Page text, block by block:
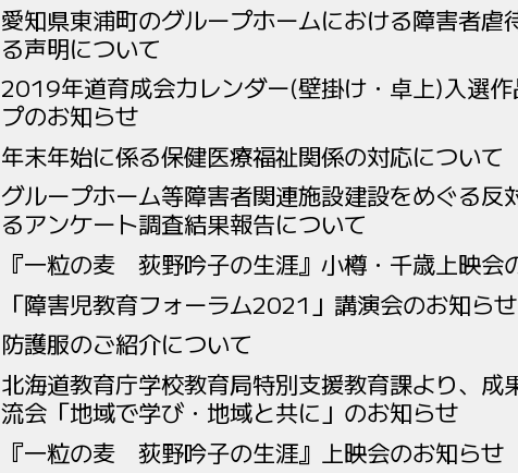
愛知県東浦町のグループホームにおける障害者虐
る声明について
2019年道育成会カレンダー(壁掛け・卓上)入選作
プのお知らせ
年末年始に係る保健医療福祉関係の対応について
グループホーム等障害者関連施設建設をめぐる反
るアンケート調査結果報告について
『一粒の麦 荻野吟子の生涯』小樽・千歳上映会
「障害児教育フォーラム2021」講演会のお知らせ
防護服のご紹介について
北海道教育庁学校教育局特別支援教育課より、成
流会「地域で学び・地域と共に」のお知らせ
『一粒の麦 荻野吟子の生涯』上映会のお知らせ